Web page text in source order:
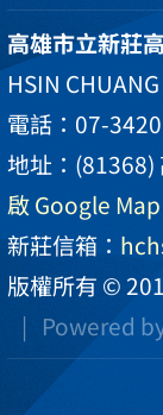
高雄市立新莊
HSIN
電話：07-
地址：(81368)
啟 Google
新莊信箱：
版權所有 ©
| Powered